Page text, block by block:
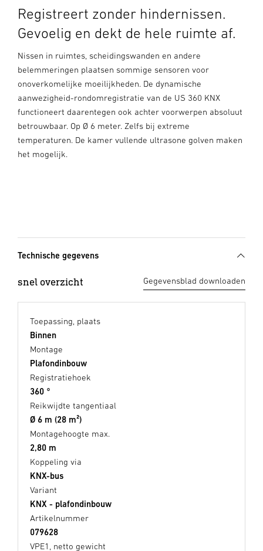
Registreert zonder hindernissen.
Gevoelig en dekt de hele ruimte af.
Nissen in ruimtes, scheidingswanden en andere
belemmeringen plaatsen sommige sensoren voor
onoverkomelijke moeilijkheden. De dynamische
aanwezigheid-rondomregistratie van de US 360 KNX
functioneert daarentegen ook achter voorwerpen absoluut
betrouwbaar. Op Ø 6 meter. Zelfs bij extreme
temperaturen. De kamer vullende ultrasone golven maken
het mogelijk.
Technische gegevens
snel overzicht Gegevensblad downloaden
Toepassing, plaats
Binnen
Montage
Plafondinbouw
Registratiehoek
360 °
Reikwijdte tangentiaal
Ø 6 m (28 m²)
Montagehoogte max.
2,80 m
Koppeling via
KNX-bus
Variant
KNX - plafondinbouw
Artikelnummer
079628
VPE1, netto gewicht